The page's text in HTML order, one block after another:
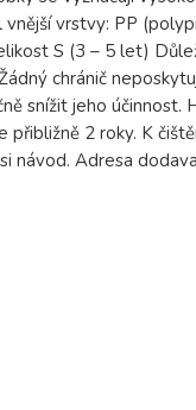
vnější vrstvy: PP
S (3 – 5 let)
chránič
snížit jeho účinnost.
přibližně 2 roky. K
návod. Adresa